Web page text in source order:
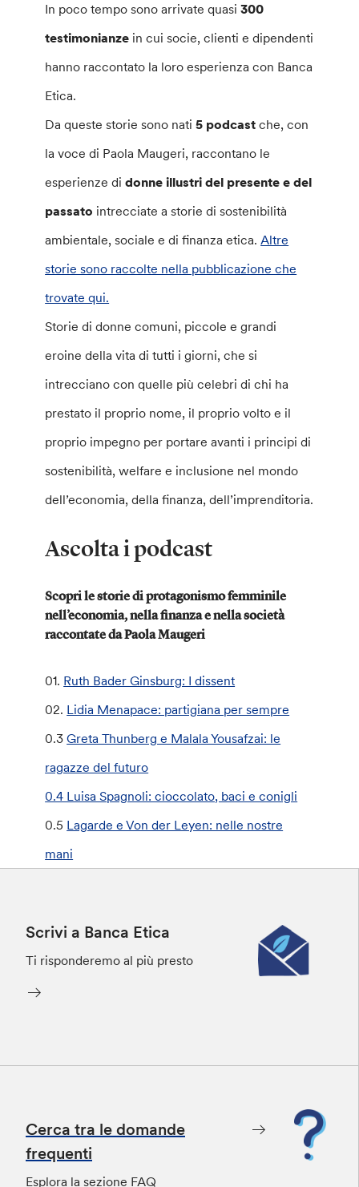
In poco tempo sono arrivate quasi300
testimonianze in cui socie, clienti e dipendenti
hanno raccontato la loro esperienza con Banca
Etica.
Da queste storie sono nati5 podcastche, con
la voce di Paola Maugeri, raccontano le
esperienze didonne illustri del presente e del
passato intrecciate a storie di sostenibilità
ambientale, sociale e di finanza etica.Altre
storie sono raccolte nella pubblicazione che
trovate qui.
Storie di donne comuni, piccole e grandi
eroine della vita di tutti i giorni, che si
intrecciano con quelle più celebri di chi ha
prestato il proprio nome, il proprio volto e il
proprio impegno per portare avanti i principi di
sostenibilità, welfare e inclusione nel mondo
dell’economia, della finanza, dell’imprenditoria.
Ascolta i podcast
Scopri le storie di protagonismo femminile
nell’economia, nella finanza e nella società
raccontate da Paola Maugeri
01. Ruth Bader Ginsburg: I dissent
02. Lidia Menapace: partigiana per sempre
0.3Greta Thunberg e Malala Yousafzai: le
ragazze del futuro
0.4 Luisa Spagnoli: cioccolato, baci e conigli
0.5 Lagarde e Von der Leyen: nelle nostre
mani
Scrivi a Banca Etica
Ti risponderemo al più presto
Cerca tra le domande
frequenti
Esplora la sezione FAQ